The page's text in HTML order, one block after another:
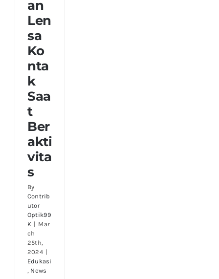
an
Len
sa
Ko
nta
k
Saa
t
Ber
akti
vita
s
By
Contrib
utor
Optik99
K | Mar
ch
25th,
2024 |
Edukasi
, News